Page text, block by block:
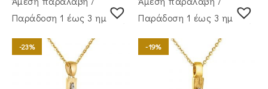
Παράδoση 1 έως 3 ημέρες
-23%
Παράδoση 1 έως 3 ημέρες
-19%